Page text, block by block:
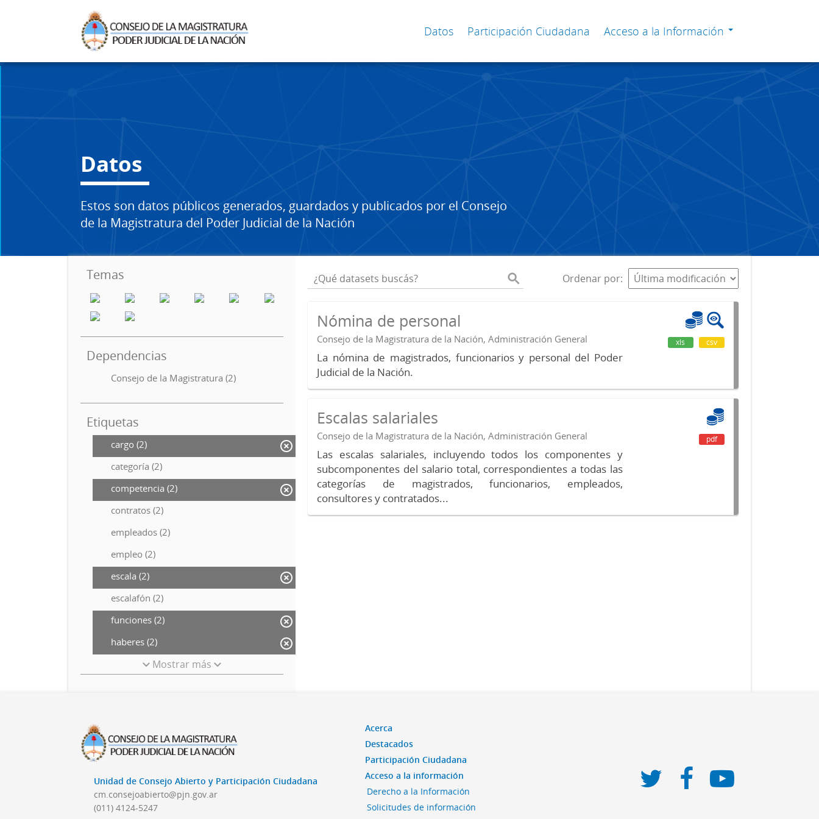
Datos Participación Ciudadana Acceso a la Información
Datos
Estos son datos públicos generados, guardados y publicados por el Consejo
de la Magistratura del Poder Judicial de la Nación
Temas
Dependencias
Consejo de la Magistratura (2)
Etiquetas
cargo (2)
categoría (2)
competencia (2)
contratos (2)
empleados (2)
empleo (2)
escala (2)
escalafón (2)
funciones (2)
haberes (2)
Mostrar más
Ordenar por
Nómina de personal
Consejo de la Magistratura de la Nación, Administración General
La nómina de magistrados, funcionarios y personal del Poder
Judicial de la Nación.
xls csv
Escalas salariales
Consejo de la Magistratura de la Nación, Administración General
Las escalas salariales, incluyendo todos los componentes y
subcomponentes del salario total, correspondientes a todas las
categorías de magistrados, funcionarios, empleados,
consultores y contratados...
pdf
Unidad de Consejo Abierto y Participación Ciudadana
cm.consejoabierto@pjn.gov.ar
(011) 4124-5247
Acerca
Destacados
Participación Ciudadana
Acceso a la información
Derecho a la Información
Solicitudes de información